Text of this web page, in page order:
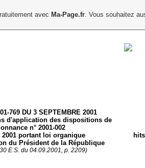
769 DU 3 SEPTEMBRE 2001
d'application des dispositions de
n° 2001-002
2001 portant loi organique
du Président de la République
E.S. du 04.09.2001, p. 2209)
avec Ma-Page.fr. Vous souhaitez